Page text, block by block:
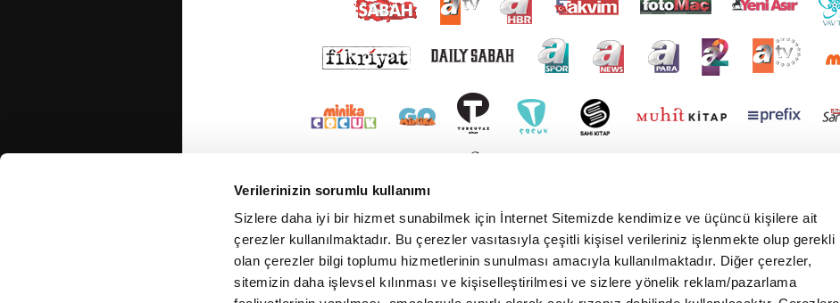
Verilerinizin sorumlu kullanımı
Sizlere daha iyi bir hizmet sunabilmek için İnternet Sitemizde kendimize ve üçüncü kişilere ait
çerezler kullanılmaktadır. Bu çerezler vasıtasıyla çeşitli kişisel verileriniz işlenmekte olup gerekli
olan çerezler bilgi toplumu hizmetlerinin sunulması amacıyla kullanılmaktadır. Diğer çerezler,
sitemizin daha işlevsel kılınması ve kişiselleştirilmesi ve sizlere yönelik reklam/pazarlama